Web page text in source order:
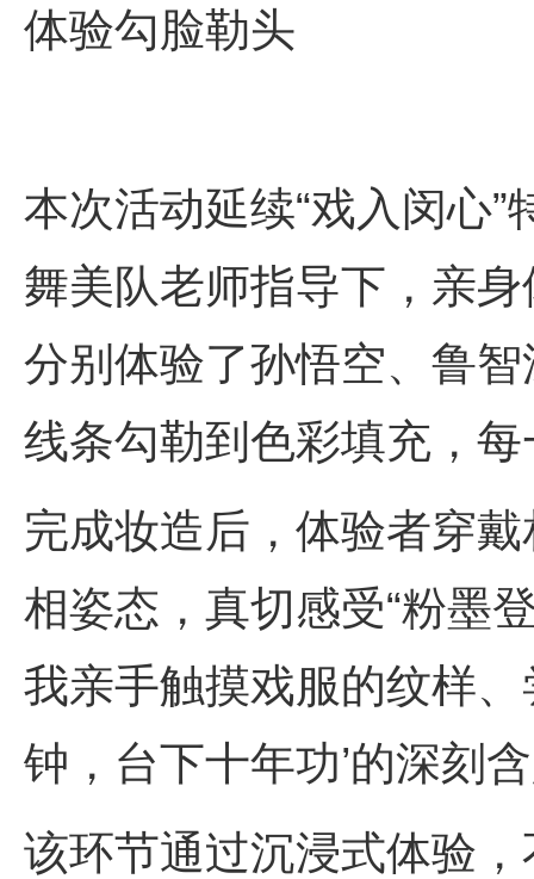
体验勾脸勒头
本次活动延续“戏入闵心
舞美队老师指导下，亲
分别体验了孙悟空、鲁
线条勾勒到色彩填充，
完成妆造后，体验者穿
相姿态，真切感受“粉墨
我亲手触摸戏服的纹样
钟，台下十年功’的深刻
该环节通过沉浸式体验